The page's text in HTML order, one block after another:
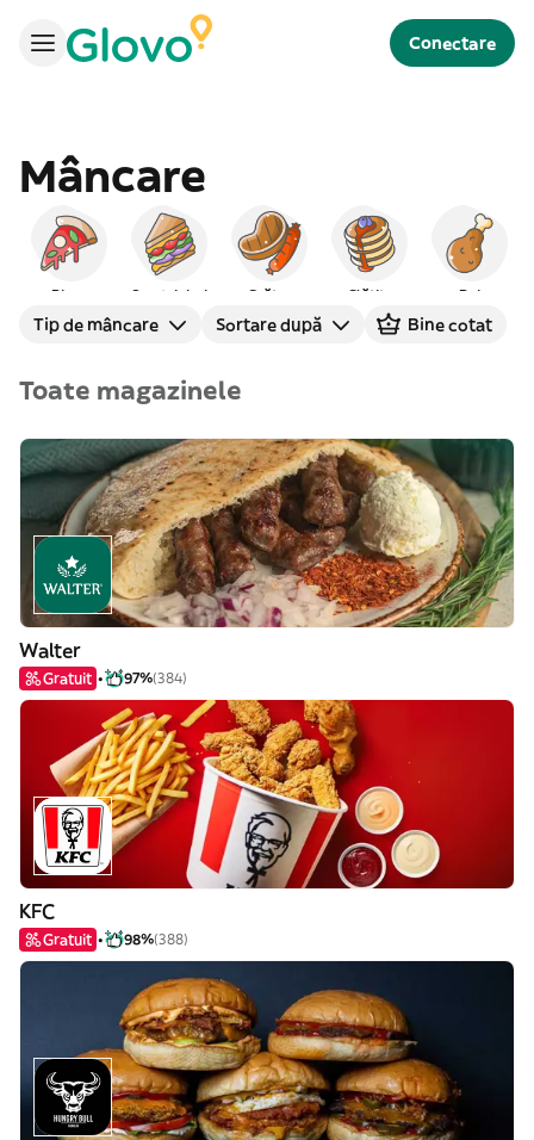
Conectare
Mâncare
Pizza Sandviciuri Grătar Clătite Pui
Tip de mâncare Sortare după Bine cotat
Toate magazinele
Walter
Gratuit 97%(384)
KFC
Gratuit 98%(388)